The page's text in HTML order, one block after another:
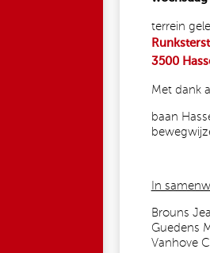
terrein
3500
Met dank
baan
In
Brouns
Guedens
Vanhove